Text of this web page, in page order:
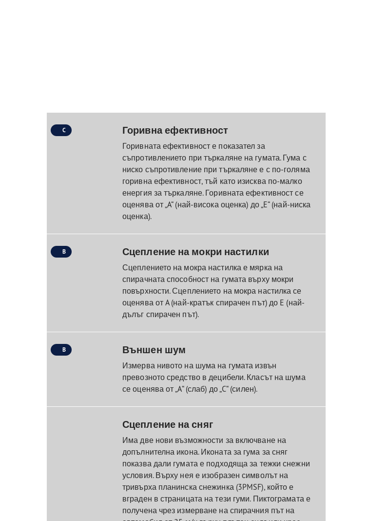
C Горивна ефективност
Горивната ефективност е показател за
съпротивлението при търкаляне на гумата. Гума с
ниско съпротивление при търкаляне е с по-голяма
горивна ефективност, тъй като изисква по-малко
енергия за търкаляне. Горивната ефективност се
оценява от „A“ (най-висока оценка) до „E“ (най-ниска
оценка).
B Сцепление на мокри настилки
Сцеплението на мокра настилка е мярка на
спирачната способност на гумата върху мокри
повърхности. Сцеплението на мокра настилка се
оценява от A (най-кратък спирачен път) до E (най-
дълъг спирачен път).
B Външен шум
Измерва нивото на шума на гумата извън
превозното средство в децибели. Класът на шума
се оценява от „A“ (слаб) до „C“ (силен).
Сцепление на сняг
Има две нови възможности за включване на
допълнителна икона. Иконата за гума за сняг
показва дали гумата е подходяща за тежки снежни
условия. Върху нея е изобразен символът на
тривърха планинска снежинка (3PMSF), който е
вграден в страницата на тези гуми. Пиктограмата е
получена чрез измерване на спирачния път на